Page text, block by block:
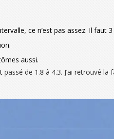
ce n’est pas assez. Il faut
aussi.
de 1.8 à 4.3. J’ai retrouvé